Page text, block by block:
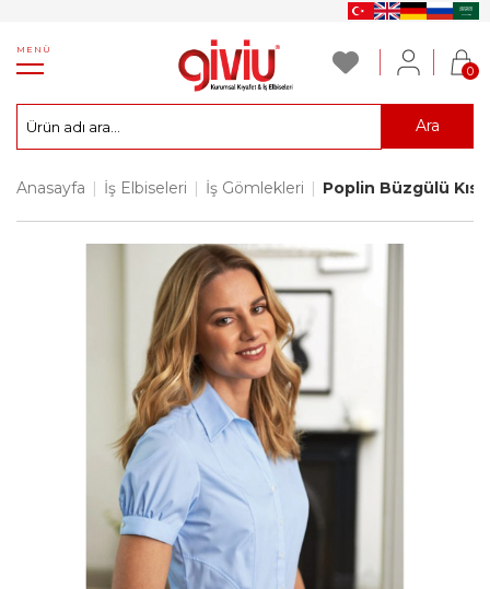
MENÜ
0
Ara
Anasayfa | İş Elbiseleri | İş Gömlekleri | Poplin Büzgülü